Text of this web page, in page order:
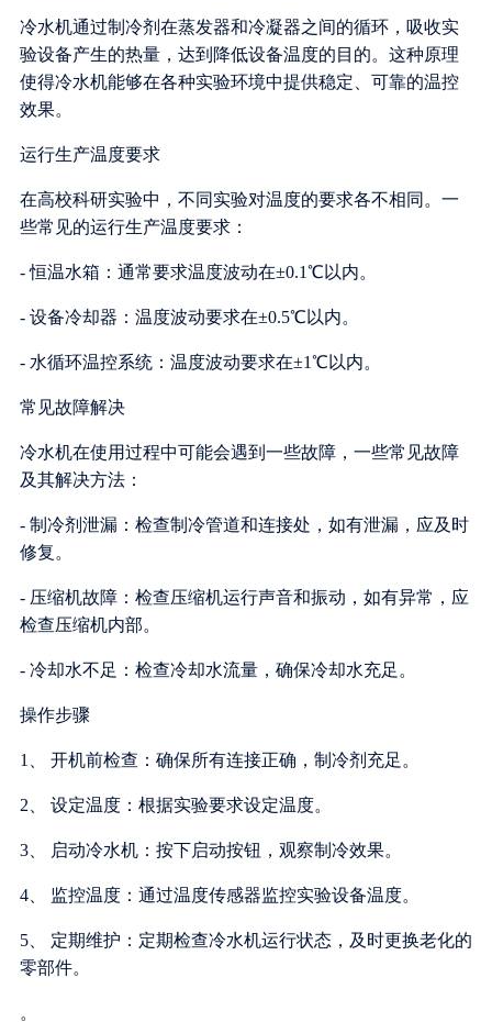
冷水机通过制冷剂在蒸发器和冷凝器之间的循环，吸收实
验设备产生的热量，达到降低设备温度的目的。这种原理
使得冷水机能够在各种实验环境中提供稳定、可靠的温控
效果。
运行生产温度要求
在高校科研实验中，不同实验对温度的要求各不相同。一
些常见的运行生产温度要求：
- 恒温水箱：通常要求温度波动在±0.1℃以内。
- 设备冷却器：温度波动要求在±0.5℃以内。
- 水循环温控系统：温度波动要求在±1℃以内。
常见故障解决
冷水机在使用过程中可能会遇到一些故障，一些常见故障
及其解决方法：
- 制冷剂泄漏：检查制冷管道和连接处，如有泄漏，应及时
修复。
- 压缩机故障：检查压缩机运行声音和振动，如有异常，应
检查压缩机内部。
- 冷却水不足：检查冷却水流量，确保冷却水充足。
操作步骤
1、 开机前检查：确保所有连接正确，制冷剂充足。
2、 设定温度：根据实验要求设定温度。
3、 启动冷水机：按下启动按钮，观察制冷效果。
4、 监控温度：通过温度传感器监控实验设备温度。
5、 定期维护：定期检查冷水机运行状态，及时更换老化的
零部件。
。